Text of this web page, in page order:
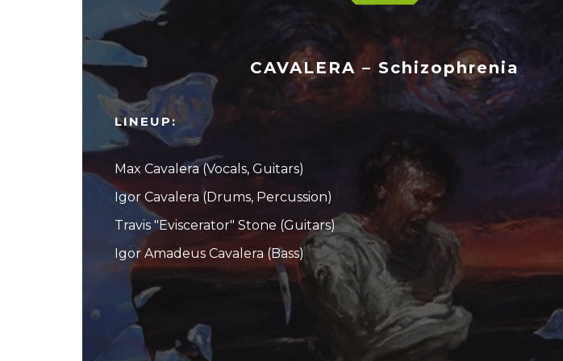
CAVALERA – Schizophrenia
LINEUP:
Max Cavalera (Vocals, Guitars)
Igor Cavalera (Drums, Percussion)
Travis "Eviscerator" Stone (Guitars)
Igor Amadeus Cavalera (Bass)
...